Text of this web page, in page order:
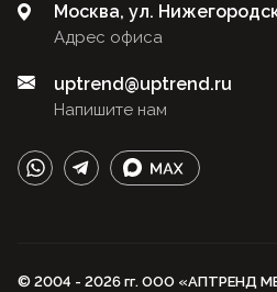
Адрес офиса
Москва, ул.
Напишите нам
uptrend@uptrend.ru
© 2004 - 2026 гг. ООО «АПТРЕНД